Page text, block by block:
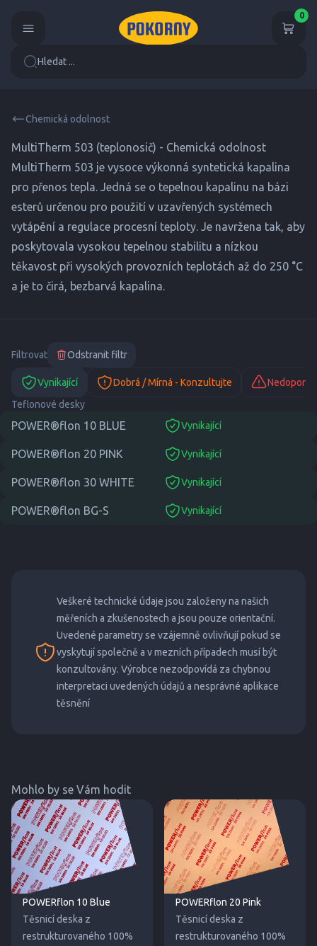
Hledat ...
0
Chemická odolnost
MultiTherm 503 (teplonosič) - Chemická odolnost
MultiTherm 503 je vysoce výkonná syntetická kapalina
pro přenos tepla. Jedná se o tepelnou kapalinu na bázi
esterů určenou pro použití v uzavřených systémech
vytápění a regulace procesní teploty. Je navržena tak, aby
poskytovala vysokou tepelnou stabilitu a nízkou
těkavost při vysokých provozních teplotách až do 250 °C
a je to čirá, bezbarvá kapalina.
Filtrovat Odstranit filtr
Vynikající Dobrá / Mírná - Konzultujte
Teflonové desky
POWER®flon 10 BLUE Vynikající
suitable
POWER®flon 20 PINK Vynikající
suitable
POWER®flon 30 WHITE Vynikající
suitable
POWER®flon BG-S Vynikající
suitable
Veškeré technické údaje jsou založeny na našich
měřeních a zkušenostech a jsou pouze orientační.
Uvedené parametry se vzájemně ovlivňují pokud se
vyskytují společně a v mezních případech musí být
konzultovány. Výrobce nezodpovídá za chybnou
interpretaci uvedených údajů a nesprávné aplikace
těsnění
Mohlo by se Vám hodit
POWERflon 10 Blue
Těsnicí deska z
restrukturovaného 100%
POWERflon 20 Pink
Těsnicí deska z
restrukturovaného 100%